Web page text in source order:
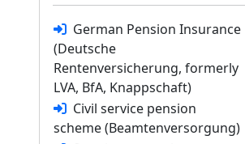
German Pension Insurance
(Deutsche
Rentenversicherung, formerly
LVA, BfA, Knappschaft)
Civil service pension
scheme (Beamtenversorgung)